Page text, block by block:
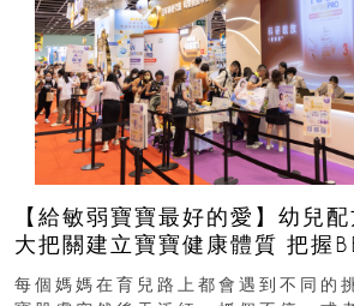
【給敏弱寶寶最好的愛】幼兒
大把關建立寶寶健康體質 把握
每個媽媽在育兒路上都會遇到不同的